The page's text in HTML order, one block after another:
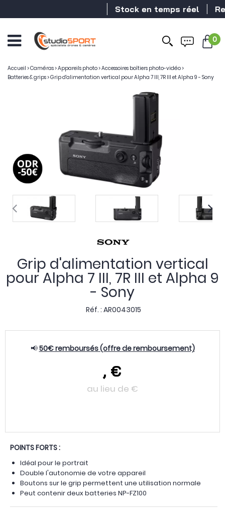
Stock en temps réel
0
Accueil >Caméras>Appareils photo>Accessoires boîtiers photo-vidéo>
Batteries & grips>Grip d'alimentation vertical pour Alpha 7 III, 7R III et Alpha 9 - Sony
Grip d'alimentation vertical
pour Alpha 7 III, 7R III et Alpha 9
- Sony
Réf. : AR0043015
, €
au lieu de €
📢50€ remboursés (offre de remboursement)
POINTS FORTS :
Idéal pour le portrait
Double l'autonomie de votre appareil
Boutons sur le grip permettent une utilisation normale
Peut contenir deux batteries NP-FZ100